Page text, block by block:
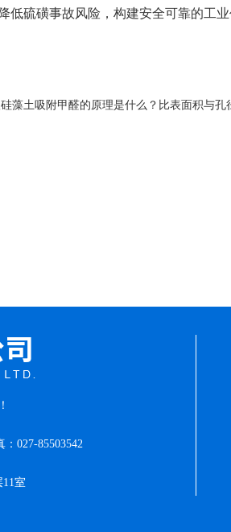
低硫磺事故风险，构建安全可靠的工
藻土吸附甲醛的原理是什么？比表面积与孔
027-85503542
室